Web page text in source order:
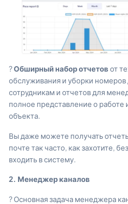
?Обширный набор отчетов от
обслуживания и уборки номеров
сотрудникам и отчетов для
полное представление о работе
объекта.
Вы даже можете получать
почте так часто, как захотите,
входить в систему.
2. Менеджер каналов
? Основная задача менеджера